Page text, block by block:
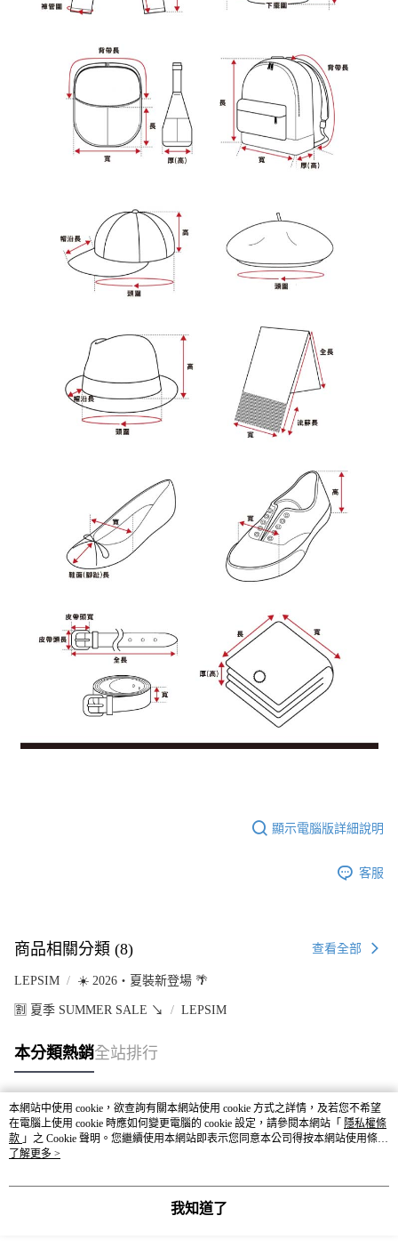
顯示電腦版詳細說明
客服
商品相關分類 (8) 查看全部
LEPSIM ☀️ 2026・夏裝新登場 🌴
🈹 夏季 SUMMER SALE ↘️ LEPSIM
本分類熱銷全站排行
熱門標籤
本網站中使用 cookie，欲查詢有關本網站使用 cookie 方式之詳情，及若您不希望
在電腦上使用 cookie 時應如何變更電腦的 cookie 設定，請參閱本網站「 隱私權條
款 」之 Cookie 聲明。您繼續使用本網站即表示您同意本公司得按本網站使用條款
之 Cookie 聲明使用 cookie。
了解更多 >
我知道了